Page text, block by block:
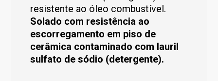
resistente ao óleo combustível.
Solado com resistência ao
escorregamento em piso de
cerâmica contaminado com lauril
sulfato de sódio (detergente).